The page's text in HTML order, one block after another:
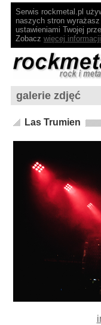
Serwis rockmetal.pl
naszych stron
ustawieniami Twojej
Zobacz więcej informacji
galerie zdjęć
Las Trumien